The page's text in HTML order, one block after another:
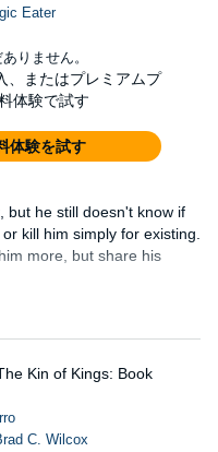
Eater
りません。
、またはプレミアムプ
体験で試す
体験を試す
but he still doesn't know if
kill him simply for existing.
more, but share his
Kin of Kings: Book
C. Wilcox